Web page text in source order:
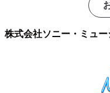
株式会社ソニー・ミュ